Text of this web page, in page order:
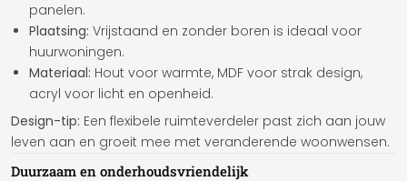
panelen.
Plaatsing: Vrijstaand en zonder boren is ideaal voor
huurwoningen.
Materiaal: Hout voor warmte, MDF voor strak design,
acryl voor licht en openheid.
Design-tip: Een flexibele ruimteverdeler past zich aan jouw
leven aan en groeit mee met veranderende woonwensen.
Duurzaam en onderhoudsvriendelijk